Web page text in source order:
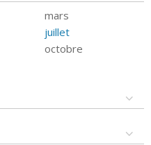
mars
juillet
octobre